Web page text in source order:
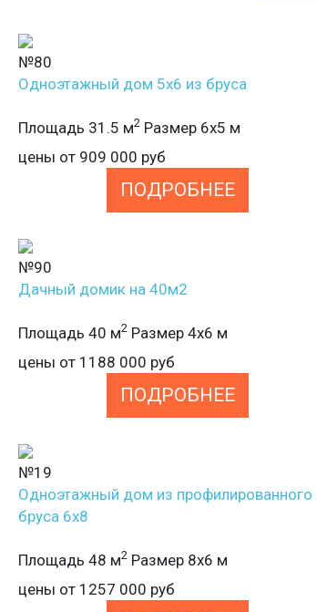
№80
Одноэтажный дом 5х6 из бруса
Площадь 31.5 м2 Размер 6х5 м
цены от 909 000 руб
ПОДРОБНЕЕ
№90
Дачный домик на 40м2
Площадь 40 м2 Размер 4х6 м
цены от 1188 000 руб
ПОДРОБНЕЕ
№19
Одноэтажный дом из профилированного
бруса 6х8
Площадь 48 м2 Размер 8х6 м
цены от 1257 000 руб